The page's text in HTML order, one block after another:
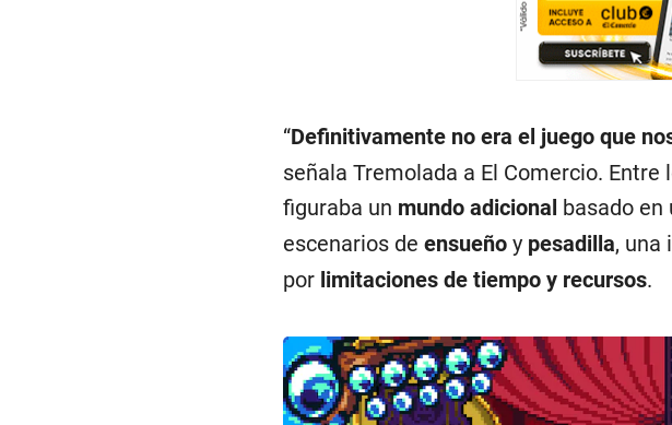
“Definitivamente no era el juego que
señala Tremolada a El Comercio.
figuraba un mundo adicional basado en
escenarios de ensueñoy pesadilla, una
por limitaciones de tiempo y recursos.